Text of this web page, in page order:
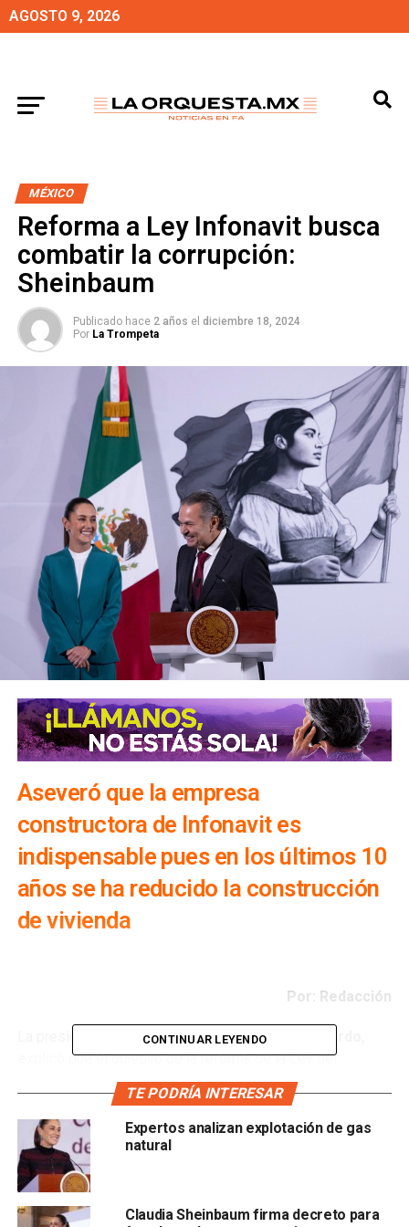
AGOSTO 9, 2026
MÉXICO
Reforma a Ley Infonavit busca
combatir la corrupción:
Sheinbaum
Publicado hace 2 años el diciembre 18, 2024
Por La Trompeta
Aseveró que la empresa
constructora de Infonavit es
indispensable pues en los últimos 10
años se ha reducido la construcción
de vivienda
Por: Redacción
México, Claudia Sheinbaum Pardo,
xplicó que el objetivo de la reforma de la Ley del
Infonavit es erradicar la corrupción, asegurar que el uso de
recursos de los trabajadores sea transparente y garantizar
la construcción de vivienda social.
El director del
Vivienda para los Trabajadores (Infonavit), Octavio
Romero Oropeza,informó que con la reforma se busca
CONTINUAR LEYENDO
TE PODRÍA INTERESAR
Expertos analizan explotación de gas
natural
Claudia Sheinbaum firma decreto para